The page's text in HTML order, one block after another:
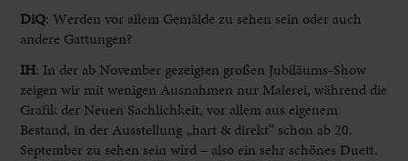
DiQ: Werden vor allem Gemälde zu sehen sein oder auch
andere Gattungen?
IH: In der ab November gezeigten großen Jubiläums-Show
zeigen wir mit wenigen Ausnahmen nur Malerei, während die
Grafik der Neuen Sachlichkeit, vor allem aus eigenem
Bestand, in der Ausstellung „hart & direkt“ schon ab 20.
September zu sehen sein wird – also ein sehr schönes Duett.